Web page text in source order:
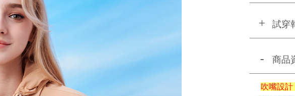
試穿
商品
吹嘴設